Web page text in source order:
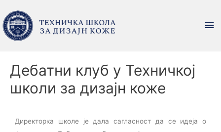
Дебатни клуб у Техничкој
школи за дизајн коже
Директорка школе је дала сагласност да се идеја о